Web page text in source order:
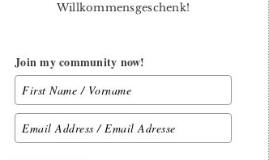
DATENSCHUTZ
Willkommensgeschenk!
Join my community now!